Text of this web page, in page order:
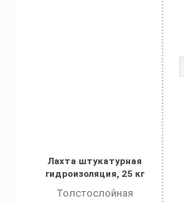
Лахта штукатурная
гидроизоляция, 25 кг
Толстослойная